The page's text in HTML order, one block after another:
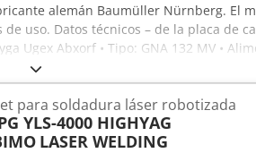
alemán Baumüller Nürnberg. El
uso. Datos técnicos – de la placa de
Ugex Abxorf • Tipo: GNA 132 MV •
rpm • Tensión de excitación:
F • Grado de protección: IP23
destinado para aplicaciones de
de accionamiento Baumüller
para soldadura láser robotizada
YLS-4000 HIGHYAG
LASER WELDING